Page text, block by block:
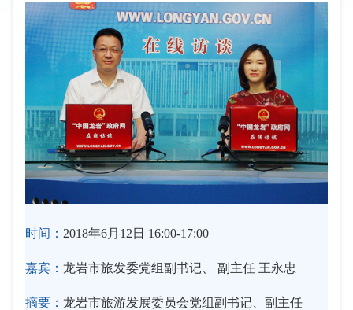
时间： 2018年6月12日 16:00-17:00
嘉宾： 龙岩市旅发委党组副书记、 副主任 王永忠
摘要： 龙岩市旅游发展委员会党组副书记、副主任